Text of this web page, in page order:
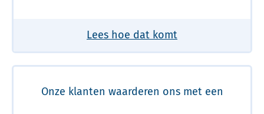
Lees hoe dat komt
Onze klanten waarderen ons met een